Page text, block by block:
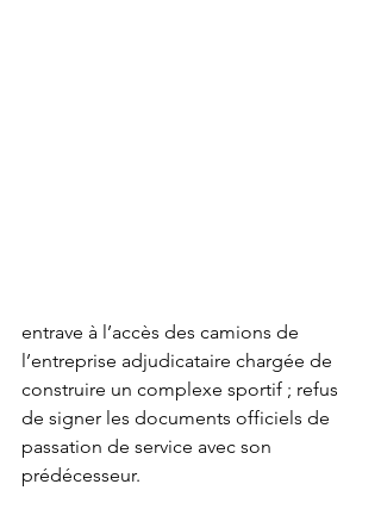
entrave à l’accès des camions de
l’entreprise adjudicataire chargée de
construire un complexe sportif ; refus
de signer les documents officiels de
passation de service avec son
prédécesseur.